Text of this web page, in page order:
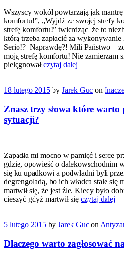
Wszyscy wokół powtarzają jak
komfortu!”, „Wyjdź ze swojej strefy
strefę komfortu!” twierdząc, że to
którą trzeba zapłacić za
Serio!? Naprawdę?! Mili Państwo –
moją strefę komfortu! Nie zamierzam
pielęgnowałczytaj dalej
18 lutego 2015 by Jarek Guc on
Znasz trzy słowa które warto
sytuacji?
Zapadła mi mocno w pamięć i serce
gdzie, opowieść o dalekowschodnim
się ku upadkowi a podwładni byli
degrengoladą, bo ich władca stale się
martwił się, że jest źle. Kiedy było
cieszyć gdyż martwił się czytaj dalej
5 lutego 2015 by Jarek Guc on
Dlaczego warto zagłosować